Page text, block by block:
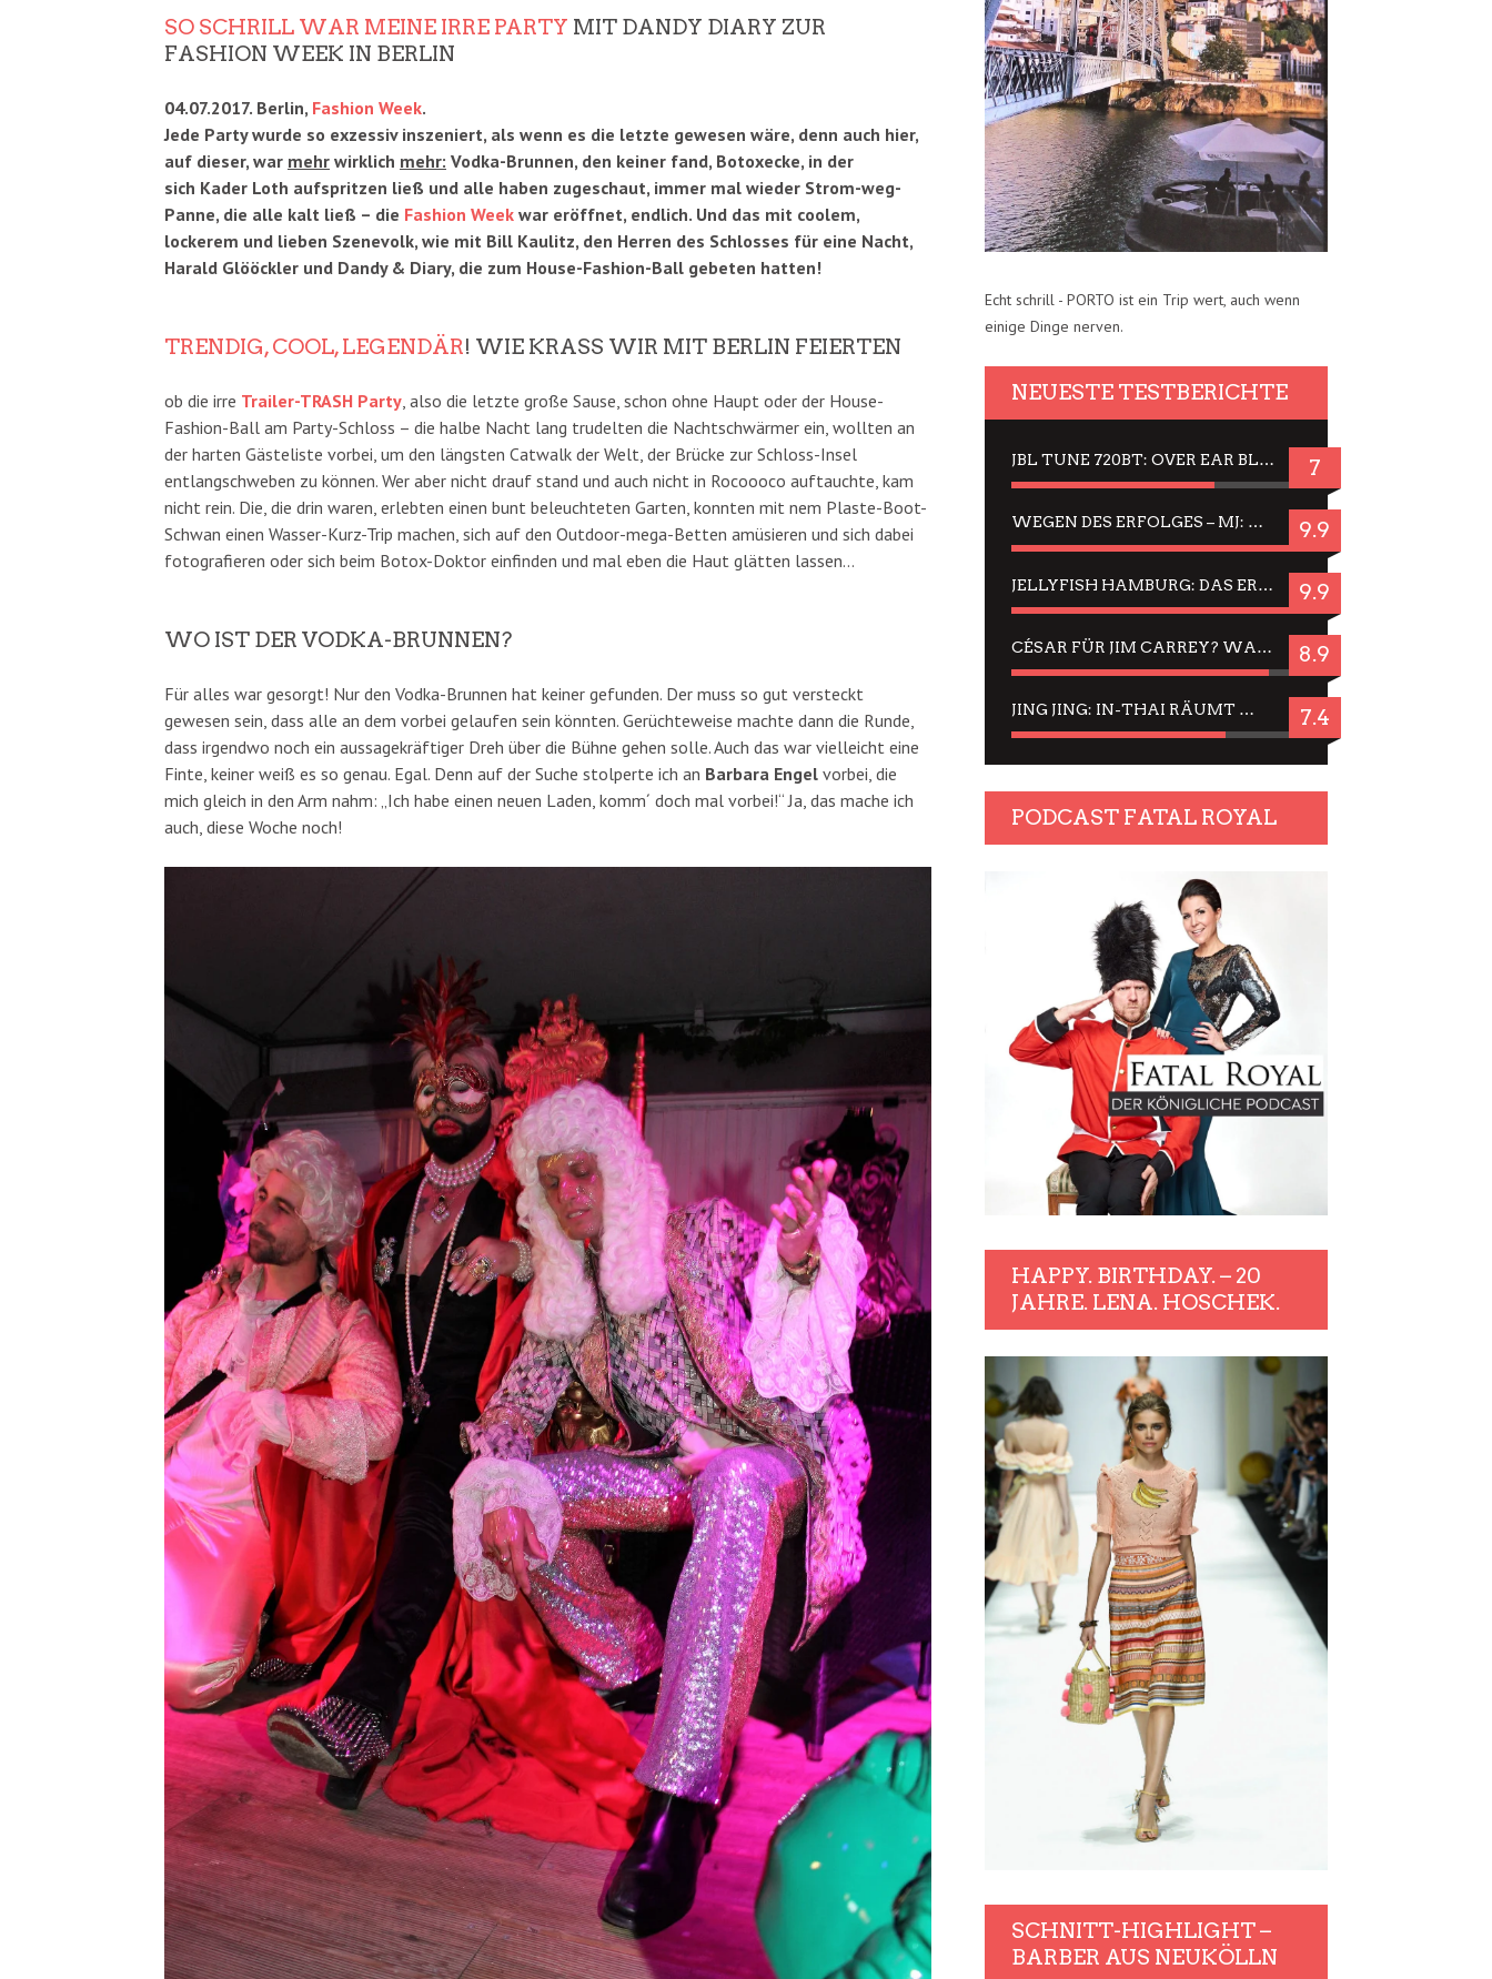
SO SCHRILL WAR MEINE IRRE PARTY MIT DANDY DIARY ZUR
FASHION WEEK IN BERLIN
04.07.2017. Berlin, Fashion Week.
Jede Party wurde so exzessiv inszeniert, als wenn es die letzte gewesen wäre, denn auch hier,
auf dieser, war mehr wirklich mehr: Vodka-Brunnen, den keiner fand, Botoxecke, in der
sich Kader Loth aufspritzen ließ und alle haben zugeschaut, immer mal wieder Strom-weg-
Panne, die alle kalt ließ – die Fashion Week war eröffnet, endlich. Und das mit coolem,
lockerem und lieben Szenevolk, wie mit Bill Kaulitz, den Herren des Schlosses für eine Nacht,
Harald Glööckler und Dandy & Diary, die zum House-Fashion-Ball gebeten hatten!
TRENDIG, COOL, LEGENDÄR! WIE KRASS WIR MIT BERLIN FEIERTEN
ob die irre Trailer-TRASH Party , also die letzte große Sause, schon ohne Haupt oder der House-
Fashion-Ball am Party-Schloss – die halbe Nacht lang trudelten die Nachtschwärmer ein, wollten an
der harten Gästeliste vorbei, um den längsten Catwalk der Welt, der Brücke zur Schloss-Insel
entlangschweben zu können. Wer aber nicht drauf stand und auch nicht in Rocoooco auftauchte, kam
nicht rein. Die, die drin waren, erlebten einen bunt beleuchteten Garten, konnten mit nem Plaste-Boot-
Schwan einen Wasser-Kurz-Trip machen, sich auf den Outdoor-mega-Betten amüsieren und sich dabei
fotografieren oder sich beim Botox-Doktor einfinden und mal eben die Haut glätten lassen…
WO IST DER VODKA-BRUNNEN?
Für alles war gesorgt! Nur den Vodka-Brunnen hat keiner gefunden. Der muss so gut versteckt
gewesen sein, dass alle an dem vorbei gelaufen sein könnten. Gerüchteweise machte dann die Runde,
dass irgendwo noch ein aussagekräftiger Dreh über die Bühne gehen solle. Auch das war vielleicht eine
Finte, keiner weiß es so genau. Egal. Denn auf der Suche stolperte ich an Barbara Engel vorbei, die
mich gleich in den Arm nahm: „Ich habe einen neuen Laden, komm´ doch mal vorbei!“ Ja, das mache ich
auch, diese Woche noch!
Echt schrill - PORTO ist ein Trip wert, auch wenn
einige Dinge nerven.
NEUESTE TESTBERICHTE
JBL TUNE 720BT: OVER EAR BLUETOOTH KOPFHÖRER UM DIE 50,-€ IM DAUER-TEST 7
WEGEN DES ERFOLGES – MJ: MICHAEL JACKSON MUSICAL IN EINER MATINEE SEHEN 9.9
JELLYFISH HAMBURG: DAS ERFOLGREICHE SOMMER-MENÜ 2025 IN GEFÜHLEN UND BILDERN 9.9
CÉSAR FÜR JIM CARREY? WARUM DAS EINER DER NERVIGSTEN ACTORS IST UND BLEIBT 8.9
JING JING: IN-THAI RÄUMT WIEDER TITEL AB – EIN ZWEI-STUNDEN-ERLEBNISBERICHT 7.4
PODCAST FATAL ROYAL
HAPPY. BIRTHDAY. – 20
JAHRE. LENA. HOSCHEK.
SCHNITT-HIGHLIGHT –
BARBER AUS NEUKÖLLN